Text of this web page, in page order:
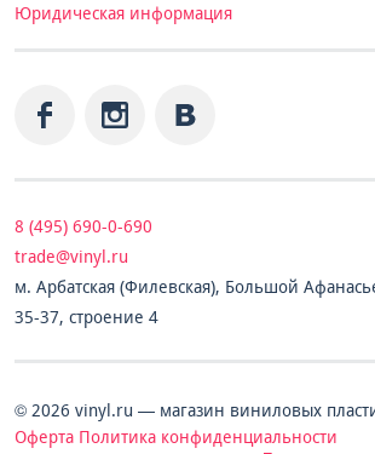
Юридическая информация
8 (495) 690-0-690
trade@vinyl.ru
м. Арбатская (Филевская), Большой
35-37, строение 4
© 2026 vinyl.ru — магазин виниловых
Оферта Политика конфиденциальности